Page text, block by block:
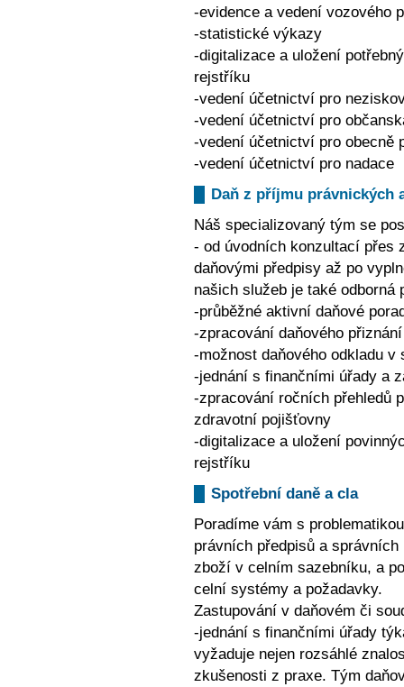
-evidence a vedení vozového
-statistické výkazy
-digitalizace a uložení
rejstříku
-vedení účetnictví pro
-vedení účetnictví pro
-vedení účetnictví pro obecně
-vedení účetnictví pro nadace
Daň z příjmu právnických
Náš specializovaný tým se
- od úvodních konzultací přes
daňovými předpisy až po
našich služeb je také odborná
-průběžné aktivní daňové
-zpracování daňového přiznání
-možnost daňového odkladu
-jednání s finančními úřady a
-zpracování ročních přehledů
zdravotní pojišťovny
-digitalizace a uložení
rejstříku
Spotřební daně a cla
Poradíme vám s
právních předpisů a
zboží v celním sazebníku, a
celní systémy a požadavky.
Zastupování v daňovém či
-jednání s finančními úřady
vyžaduje nejen rozsáhlé
zkušenosti z praxe. Tým